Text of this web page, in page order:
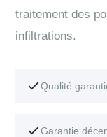
traitement des
infiltrations.
Qualité
Garantie